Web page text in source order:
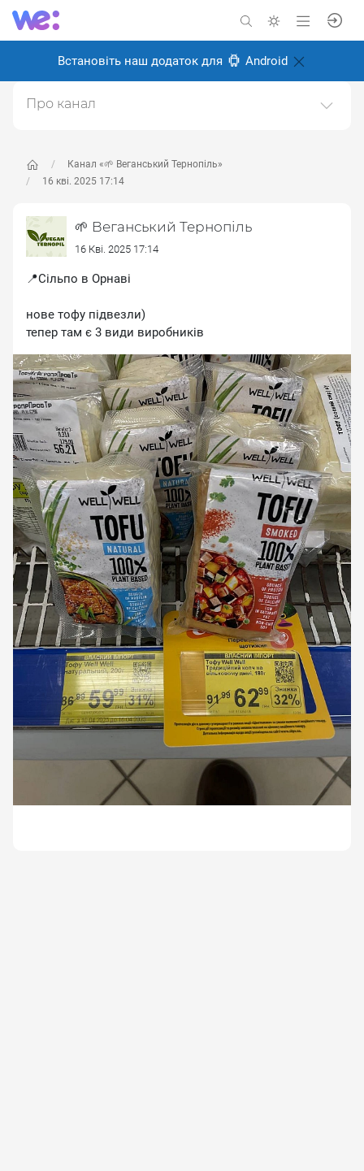
Встановіть наш додаток для Android
Канал «🌱 Веганський Тернопіль»
16 кві. 2025 17:14
🌱 Веганський Тернопіль
16 Кві. 2025 17:14
📍Сільпо в Орнаві
нове тофу підвезли)
тепер там є 3 види виробників
Про канал
і робимо місто більш веган дружнім.Щоб
запропонувати новину пишіть адмінці
https://instagram.com/vegan.teДзеркало тґ-каналу.
Створено: 28 травня 2024